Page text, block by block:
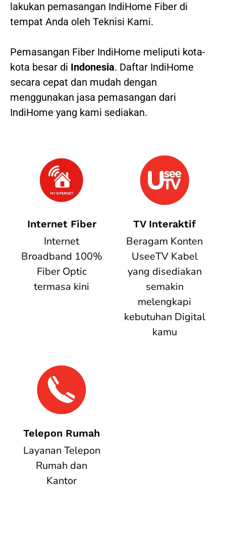
lakukan pemasangan IndiHome Fiber di
tempat Anda oleh Teknisi Kami.
Pemasangan Fiber IndiHome meliputi kota-
kota besar di Indonesia. Daftar IndiHome
secara cepat dan mudah dengan
menggunakan jasa pemasangan dari
IndiHome yang kami sediakan.
Internet Fiber
Internet
Broadband 100%
Fiber Optic
termasa kini
TV Interaktif
Beragam Konten
UseeTV Kabel
yang disediakan
semakin
melengkapi
kebutuhan Digital
kamu
Telepon Rumah
Layanan Telepon
Rumah dan
Kantor